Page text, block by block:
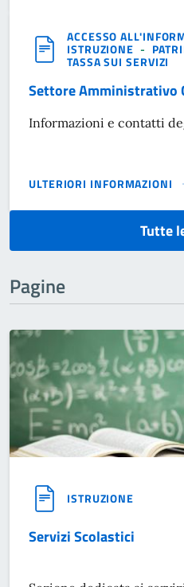
ACCESSO
ISTRUZIONE -
TASSA SUI SERVIZI
Settore Amministrativo
Informazioni e contatti
ULTERIORI INFORMAZIONI
SETTORE AMMINISTRATIVO
Tutte
Pagine
ISTRUZIONE
Servizi Scolastici